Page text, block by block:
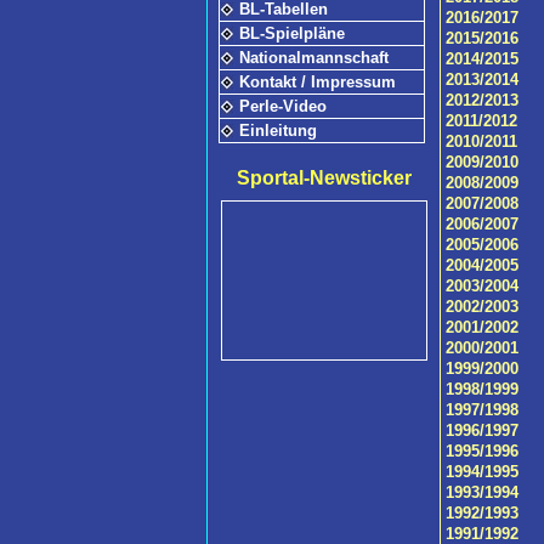
BL-Tabellen
BL-Spielpläne
Nationalmannschaft
Kontakt / Impressum
Perle-Video
Einleitung
Sportal-Newsticker
2016/2017
2015/2016
2014/2015
2013/2014
2012/2013
2011/2012
2010/2011
2009/2010
2008/2009
2007/2008
2006/2007
2005/2006
2004/2005
2003/2004
2002/2003
2001/2002
2000/2001
1999/2000
1998/1999
1997/1998
1996/1997
1995/1996
1994/1995
1993/1994
1992/1993
1991/1992